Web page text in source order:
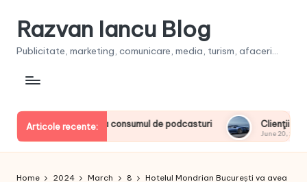
Razvan Iancu Blog
Publicitate, marketing, comunicare, media, turism, afaceri...
Articole recente:
europeni la consumul de podcasturi Clienţii își vor putea
June 20, 2026
Home 2024 March 8
Hotelul Mondrian București va avea